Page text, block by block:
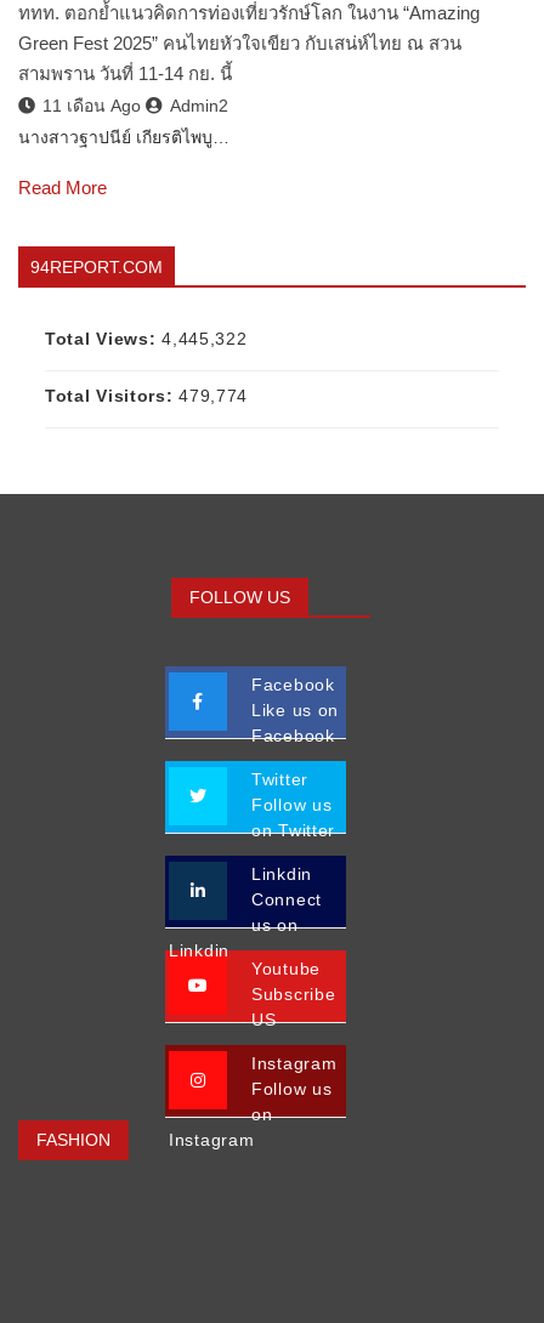
ททท. ตอกย้ำแนวคิดการท่องเที่ยวรักษ์โลก ในงาน “Amazing
Green Fest 2025” คนไทยหัวใจเขียว กับเสน่ห์ไทย ณ สวน
สามพราน วันที่ 11-14 กย. นี้
11 เดือน Ago
Admin2
นางสาวฐาปนีย์ เกียรติไพบู…
Read More
94REPORT.COM
Total Views:4,445,322
Total Visitors:479,774
FASHION
FOLLOW US
Facebook
Like us on
Facebook
Twitter
Follow us
on Twitter
Linkdin
Connect
us on
Linkdin
Youtube
Subscribe
US
Instagram
Follow us
on
Instagram